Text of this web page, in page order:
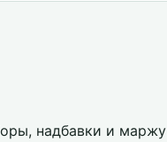
надбавки и маржу